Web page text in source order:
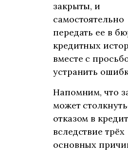
закрыты, и
самостоятельно
передать ее в
кредитных
вместе с
устранить
Напомним, что
может
отказом в
вследствие трёх
основных